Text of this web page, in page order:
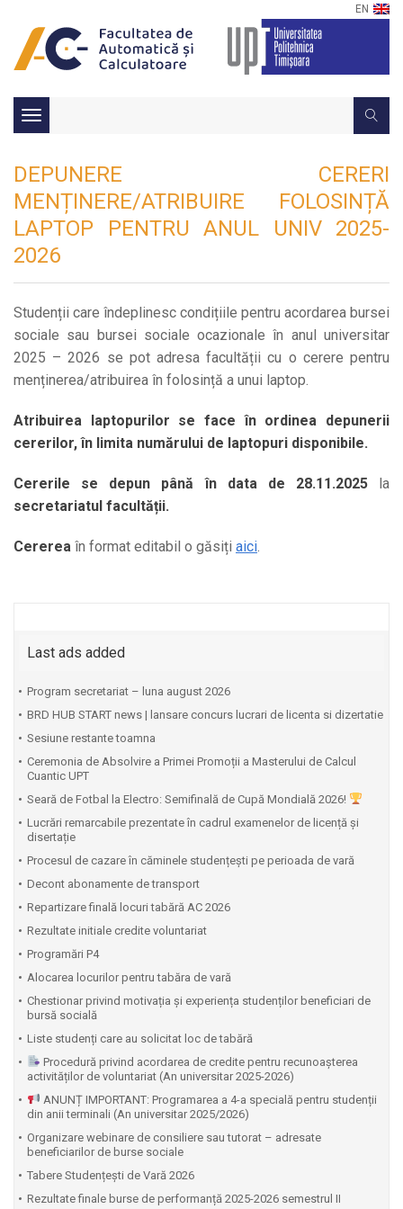
EN
Toggle
navigation
DEPUNERE CERERI
MENȚINERE/ATRIBUIRE FOLOSINȚĂ
LAPTOP PENTRU ANUL UNIV 2025-
2026
Studenții care îndeplinesc condițiile pentru acordarea bursei
sociale sau bursei sociale ocazionale în anul universitar
2025 – 2026 se pot adresa facultății cu o cerere pentru
menținerea/atribuirea în folosință a unui laptop.
Atribuirea laptopurilor se face în ordinea depunerii
cererilor, în limita numărului de laptopuri disponibile.
Cererile se depun până în data de 28.11.2025la
secretariatul facultății.
Cererea în format editabil o găsiți aici
Last ads added
Program secretariat – luna august 2026
BRD HUB START news | lansare concurs lucrari de licenta si dizertatie
Sesiune restante toamna
Ceremonia de Absolvire a Primei Promoții a Masterului de Calcul
Cuantic UPT
⁠Seară de Fotbal la Electro: Semifinală de Cupă Mondială 2026!
Lucrări remarcabile prezentate în cadrul examenelor de licență și
disertație
Procesul de cazare în căminele studențești pe perioada de vară
Decont abonamente de transport
Repartizare finală locuri tabără AC 2026
Rezultate initiale credite voluntariat
Programări P4
Alocarea locurilor pentru tabăra de vară
Chestionar privind motivația și experiența studenților beneficiari de
bursă socială
Liste studenți care au solicitat loc de tabără
Procedură privind acordarea de credite pentru recunoașterea
activităților de voluntariat (An universitar 2025-2026)
ANUNȚ IMPORTANT: Programarea a 4-a specială pentru studenții
din anii terminali (An universitar 2025/2026)
Organizare webinare de consiliere sau tutorat – adresate
beneficiarilor de burse sociale
Tabere Studențești de Vară 2026
Rezultate finale burse de performanță 2025-2026 semestrul II